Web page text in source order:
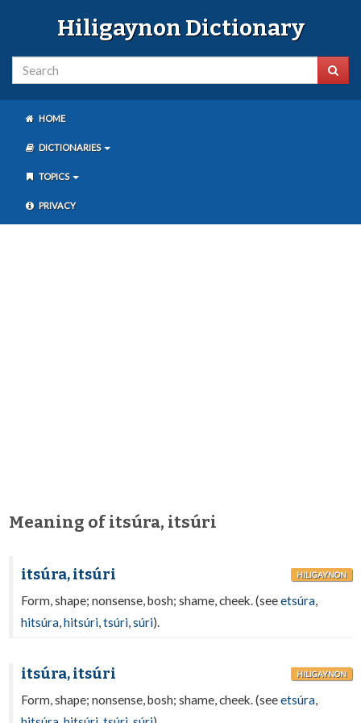
Hiligaynon Dictionary
HOME
DICTIONARIES
TOPICS
PRIVACY
Meaning of itsúra, itsúri
itsúra, itsúri HILIGAYNON
Form, shape; nonsense, bosh; shame, cheek. (seeetsúra,
hitsúra,hitsúri,tsúri,súri).
itsúra, itsúri HILIGAYNON
Form, shape; nonsense, bosh; shame, cheek. (seeetsúra,